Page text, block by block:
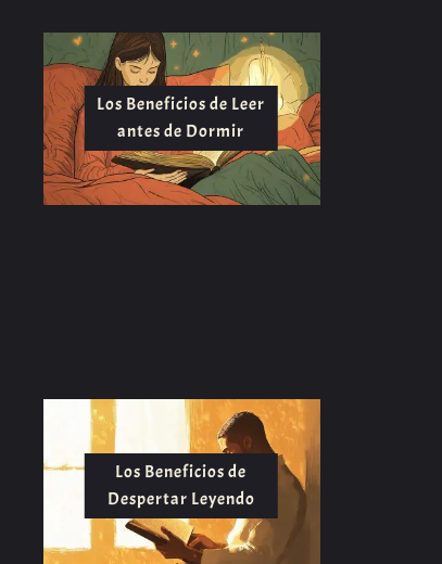
Los Beneficios de Leer
antes de Dormir
Los Beneficios de
Despertar Leyendo